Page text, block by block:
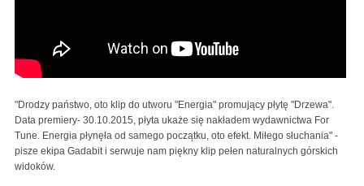
"Drodzy państwo, oto klip do utworu "Energia" promujący płytę "Drzewa".
Data premiery- 30.10.2015, płyta ukaże się nakładem wydawnictwa For
Tune. Energia płynęła od samego początku, oto efekt. Miłego słuchania" -
pisze ekipa Gadabit i serwuje nam piękny klip pełen naturalnych górskich
widoków.